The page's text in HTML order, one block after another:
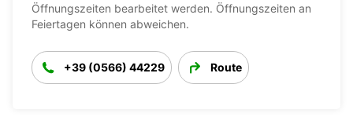
Öffnungszeiten bearbeitet werden. Öffnungszeiten an
Feiertagen können abweichen.
+39 (0566) 44229 Route